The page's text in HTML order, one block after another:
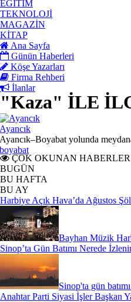
EĞİTİM
TEKNOLOJİ
MAGAZİN
KİTAP
Ana Sayfa
Günün Haberleri
Köşe Yazarları
Firma Rehberi
İlanlar
"Kaza" İLE
Ayancık
Ayancık–Boyabat yolunda
boyabat
ÇOK OKUNAN HABERLER
BUGÜN
BU HAFTA
BU AY
Harbiye Açık Hava’da Ağustos
Bayhan Müzik
Sinop’ta Gün Batımı Nerede
Sinop'ta gün
Anahtar Parti Siyasi İşler Başkan